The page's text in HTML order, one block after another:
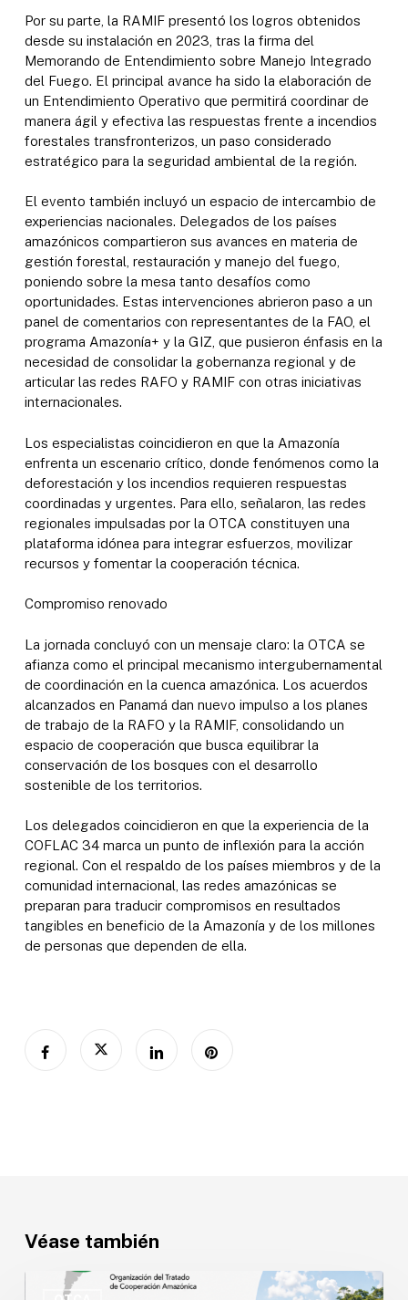
Por su parte, la RAMIF presentó los logros obtenidos
desde su instalación en 2023, tras la firma del
Memorando de Entendimiento sobre Manejo Integrado
del Fuego. El principal avance ha sido la elaboración de
un Entendimiento Operativo que permitirá coordinar de
manera ágil y efectiva las respuestas frente a incendios
forestales transfronterizos, un paso considerado
estratégico para la seguridad ambiental de la región.
El evento también incluyó un espacio de intercambio de
experiencias nacionales. Delegados de los países
amazónicos compartieron sus avances en materia de
gestión forestal, restauración y manejo del fuego,
poniendo sobre la mesa tanto desafíos como
oportunidades. Estas intervenciones abrieron paso a un
panel de comentarios con representantes de la FAO, el
programa Amazonía+ y la GIZ, que pusieron énfasis en la
necesidad de consolidar la gobernanza regional y de
articular las redes RAFO y RAMIF con otras iniciativas
internacionales.
Los especialistas coincidieron en que la Amazonía
enfrenta un escenario crítico, donde fenómenos como la
deforestación y los incendios requieren respuestas
coordinadas y urgentes. Para ello, señalaron, las redes
regionales impulsadas por la OTCA constituyen una
plataforma idónea para integrar esfuerzos, movilizar
recursos y fomentar la cooperación técnica.
Compromiso renovado
La jornada concluyó con un mensaje claro: la OTCA se
afianza como el principal mecanismo intergubernamental
de coordinación en la cuenca amazónica. Los acuerdos
alcanzados en Panamá dan nuevo impulso a los planes
de trabajo de la RAFO y la RAMIF, consolidando un
espacio de cooperación que busca equilibrar la
conservación de los bosques con el desarrollo
sostenible de los territorios.
Los delegados coincidieron en que la experiencia de la
COFLAC 34 marca un punto de inflexión para la acción
regional. Con el respaldo de los países miembros y de la
comunidad internacional, las redes amazónicas se
preparan para traducir compromisos en resultados
tangibles en beneficio de la Amazonía y de los millones
de personas que dependen de ella.
Véase también